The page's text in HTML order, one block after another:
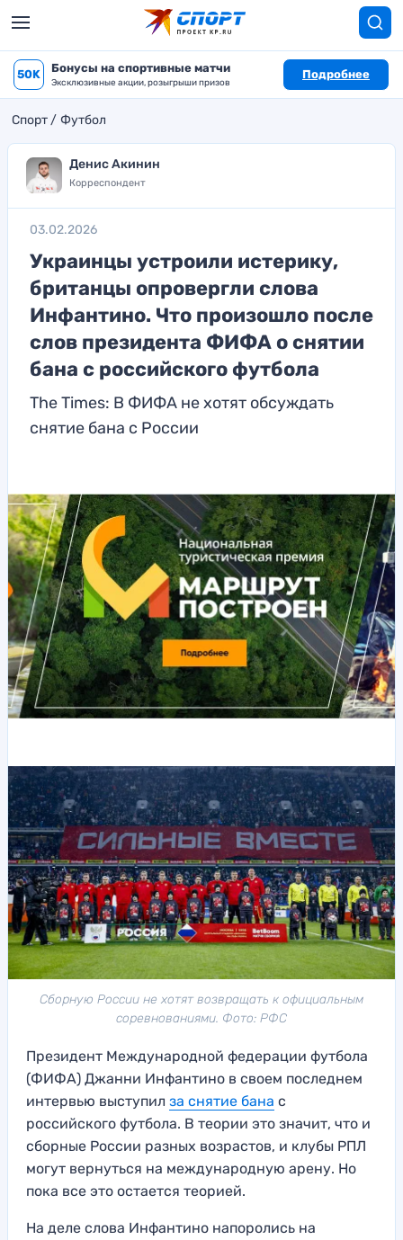
50K Бонусы на спортивные матчи
Эксклюзивные акции, розыгрыши призов
Подробнее
Спорт Футбол
Денис Акинин
Корреспондент
03.02.2026
Украинцы устроили истерику,
британцы опровергли слова
Инфантино. Что произошло после
слов президента ФИФА о снятии
бана с российского футбола
The Times: В ФИФА не хотят обсуждать
снятие бана с России
Сборную России не хотят возвращать к официальным
соревнованиями. Фото: РФС
Президент Международной федерации футбола
(ФИФА) Джанни Инфантино в своем последнем
интервью выступил за снятие бана с
российского футбола. В теории это значит, что и
сборные России разных возрастов, и клубы РПЛ
могут вернуться на международную арену. Но
пока все это остается теорией.
На деле слова Инфантино напоролись на